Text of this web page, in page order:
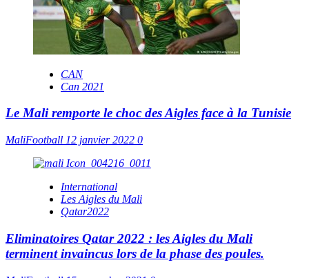
CAN
Can 2021
Le Mali remporte le choc des Aigles face à la Tunisie
MaliFootball 12 janvier 2022 0
International
Les Aigles du Mali
Qatar2022
Eliminatoires Qatar 2022 : les Aigles du Mali
terminent invaincus lors de la phase des poules.